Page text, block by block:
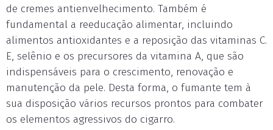
de cremes antienvelhecimento. Também é
fundamental a reeducação alimentar, incluindo
alimentos antioxidantes e a reposição das vitaminas C.
E, selênio e os precursores da vitamina A, que são
indispensáveis para o crescimento, renovação e
manutenção da pele. Desta forma, o fumante tem à
sua disposição vários recursos prontos para combater
os elementos agressivos do cigarro.